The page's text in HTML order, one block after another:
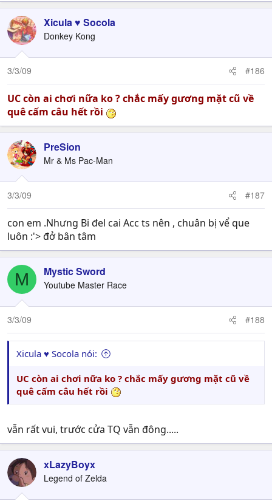
Xicula ♥ Socola
Donkey Kong
3/3/09 #186
UC còn ai chơi nữa ko ? chắc mấy gương mặt cũ về
quê cấm câu hết rồi
PreSion
Mr & Ms Pac-Man
3/3/09 #187
con em .Nhưng Bi đel cai Acc ts nên , chuân bị vể que
luôn :'> đở bân tâm
M Mystic Sword
Youtube Master Race
3/3/09 #188
Xicula ♥ Socola nói:
UC còn ai chơi nữa ko ? chắc mấy gương mặt cũ về
quê cấm câu hết rồi
vẫn rất vui, trước cửa TQ vẫn đông.....
xLazyBoyx
Legend of Zelda